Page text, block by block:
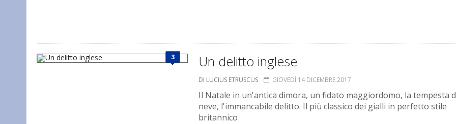
3 Un delitto inglese
DI LUCIUS ETRUSCUS GIOVEDÌ 14 DICEMBRE 2017
Il Natale in un'antica dimora, un fidato maggiordomo, la tempesta
neve, l'immancabile delitto. Il più classico dei gialli in perfetto stile
britannico